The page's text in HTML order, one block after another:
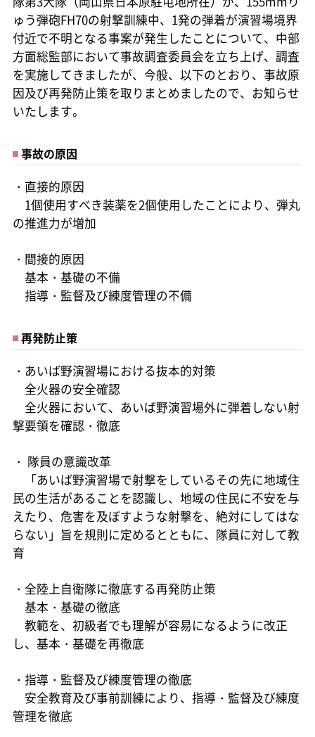
ゅう弾砲FH70の射撃訓練中、1発の弾着が演習場境界
付近で不明となる事案が発生したことについて、中部
方面総監部において事故調査委員会を立ち上げ、調査
を実施してきましたが、今般、以下のとおり、事故原
因及び再発防止策を取りまとめましたので、お知らせ
いたします。
事故の原因
・直接的原因
1個使用すべき装薬を2個使用したことにより、弾丸
の推進力が増加
・間接的原因
基本・基礎の不備
指導・監督及び練度管理の不備
再発防止策
・あいば野演習場における抜本的対策
全火器の安全確認
全火器において、あいば野演習場外に弾着しない射
撃要領を確認・徹底
・ 隊員の意識改革
「あいば野演習場で射撃をしているその先に地域住
民の生活があることを認識し、地域の住民に不安を与
えたり、危害を及ぼすような射撃を、絶対にしてはな
らない」旨を規則に定めるとともに、隊員に対して教
育
・全陸上自衛隊に徹底する再発防止策
基本・基礎の徹底
教範を、初級者でも理解が容易になるように改正
し、基本・基礎を再徹底
・指導・監督及び練度管理の徹底
安全教育及び事前訓練により、指導・監督及び練度
管理を徹底